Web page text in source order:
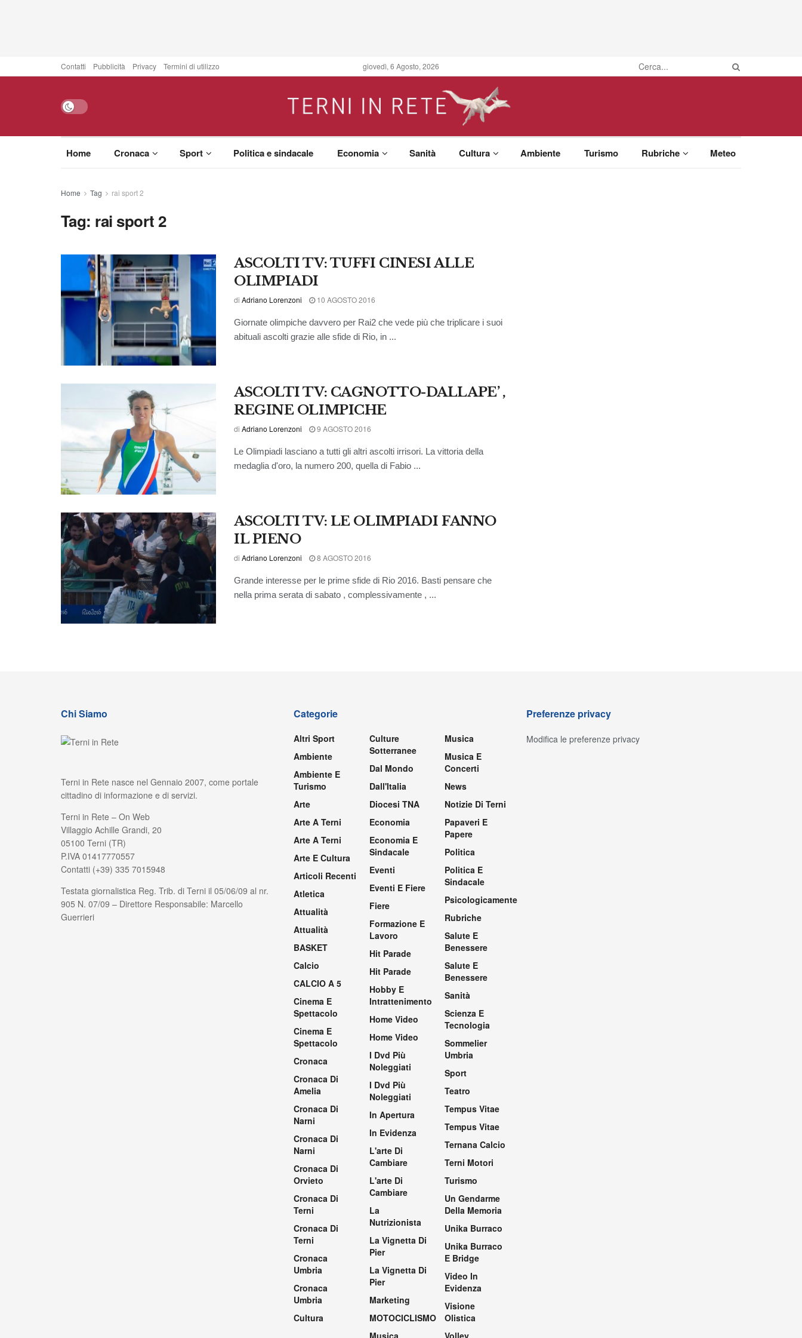
Contatti Pubblicità Privacy Termini di utilizzo giovedì, 6 Agosto, 2026
Home Cronaca Sport Politica e sindacale Economia Sanità Cultura Ambiente Turismo Rubriche Meteo
Home Tag rai sport 2
Tag: rai sport 2
ASCOLTI TV: TUFFI CINESI ALLE
OLIMPIADI
di Adriano Lorenzoni 10 AGOSTO 2016
Giornate olimpiche davvero per Rai2 che vede più che triplicare i suoi
abituali ascolti grazie alle sfide di Rio, in ...
ASCOLTI TV: CAGNOTTO-DALLAPE’ ,
REGINE OLIMPICHE
di Adriano Lorenzoni 9 AGOSTO 2016
Le Olimpiadi lasciano a tutti gli altri ascolti irrisori. La vittoria della
medaglia d'oro, la numero 200, quella di Fabio ...
ASCOLTI TV: LE OLIMPIADI FANNO
IL PIENO
di Adriano Lorenzoni 8 AGOSTO 2016
Grande interesse per le prime sfide di Rio 2016. Basti pensare che
nella prima serata di sabato , complessivamente , ...
Chi Siamo
Terni in Rete nasce nel Gennaio 2007, come portale
cittadino di informazione e di servizi.
Terni in Rete – On Web
Villaggio Achille Grandi, 20
05100 Terni (TR)
P.IVA 01417770557
Contatti (+39) 335 7015948
Testata giornalistica Reg. Trib. di Terni il 05/06/09 al nr.
905 N. 07/09 – Direttore Responsabile: Marcello
Guerrieri
Categorie
Altri Sport
Ambiente
Ambiente E
Turismo
Arte
Arte A Terni
Arte A Terni
Arte E Cultura
Articoli Recenti
Atletica
Attualità
Attualità
BASKET
Calcio
CALCIO A 5
Cinema E
Spettacolo
Cinema E
Spettacolo
Cronaca
Cronaca Di
Amelia
Cronaca Di
Narni
Cronaca Di
Narni
Cronaca Di
Orvieto
Cronaca Di
Terni
Cronaca Di
Terni
Cronaca
Umbria
Cronaca
Umbria
Cultura
Culture
Sotterranee
Dal Mondo
Dall'Italia
Diocesi TNA
Economia
Economia E
Sindacale
Eventi
Eventi E Fiere
Fiere
Formazione E
Lavoro
Hit Parade
Hit Parade
Hobby E
Intrattenimento
Home Video
Home Video
I Dvd Più
Noleggiati
I Dvd Più
Noleggiati
In Apertura
In Evidenza
L'arte Di
Cambiare
L'arte Di
Cambiare
La
Nutrizionista
La Vignetta Di
Pier
La Vignetta Di
Pier
Marketing
MOTOCICLISMO
Musica
Musica
Musica E
Concerti
News
Notizie Di Terni
Papaveri E
Papere
Politica
Politica E
Sindacale
Psicologicamente
Rubriche
Salute E
Benessere
Salute E
Benessere
Sanità
Scienza E
Tecnologia
Sommelier
Umbria
Sport
Teatro
Tempus Vitae
Tempus Vitae
Ternana Calcio
Terni Motori
Turismo
Un Gendarme
Della Memoria
Unika Burraco
Unika Burraco
E Bridge
Video In
Evidenza
Visione
Olistica
Volley
Preferenze privacy
Modifica le preferenze privacy